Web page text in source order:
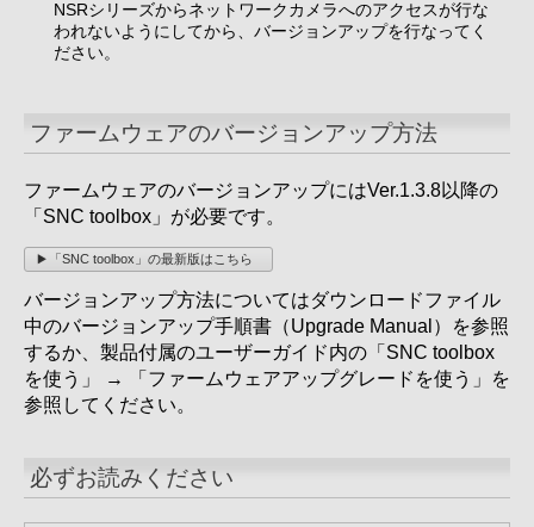
NSRシリーズからネットワークカメラへのアクセスが行な
われないようにしてから、バージョンアップを行なってく
ださい。
ファームウェアのバージョンアップ方法
ファームウェアのバージョンアップにはVer.1.3.8以降の
「SNC toolbox」が必要です。
「SNC toolbox」の最新版はこちら
バージョンアップ方法についてはダウンロードファイル
中のバージョンアップ手順書（Upgrade Manual）を参照
するか、製品付属のユーザーガイド内の「SNC toolbox
を使う」 → 「ファームウェアアップグレードを使う」を
参照してください。
必ずお読みください